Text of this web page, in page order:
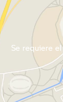
Se requiere